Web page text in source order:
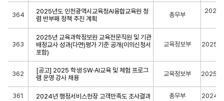
364
2025년도 인천광역시교육청AI융합교육원 청
렴 반부패 정책 추진 계획
총무부
363
2025년 교육과학정보원 교육전문직원 및 기관
배정교사 성과(다면)평가 기준 공개(이의신청서
포함)
교육정보부 2025-
362
[공고] 2025 학생 SW·AI교육 및 체험 프로그
램 운영 강사 채용
교육정보부 2025-
361 2024년 행정서비스헌장 고객만족도 조사결과 총무부 2024-